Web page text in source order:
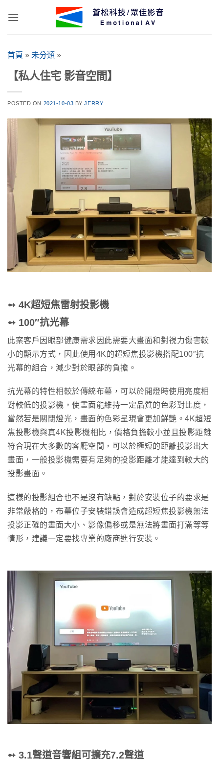
首頁 » 未分類 »
【私人住宅 影音空間】
POSTED ON 2021-10-03 BYJERRY
➻ 4K超短焦雷射投影機
➻ 100″抗光幕
此案客戶因眼部健康需求因此需要大畫面和對視力傷害較
小的顯示方式，因此使用4K的超短焦投影機搭配100″抗
光幕的組合，減少對於眼部的負擔。
抗光幕的特性相較於傳統布幕，可以於開燈時使用亮度相
對較低的投影機，使畫面能維持一定品質的色彩對比度，
當然若是關閉燈光，畫面的色彩呈現會更加鮮艷。4K超短
焦投影機與真4K投影機相比，價格負擔較小並且投影距離
符合現在大多數的客廳空間，可以於極短的距離投影出大
畫面，一般投影機需要有足夠的投影距離才能達到較大的
投影畫面。
這樣的投影組合也不是沒有缺點，對於安裝位子的要求是
非常嚴格的，布幕位子安裝錯誤會造成超短焦投影機無法
投影正確的畫面大小、影像偏移或是無法將畫面打滿等等
情形，建議一定要找專業的廠商進行安裝。
➻ 3.1聲道音響組可擴充7.2聲道